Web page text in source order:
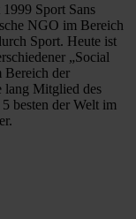
Sport Sans
NGO im Bereich
Sport. Heute ist
„Social
Bereich der
lang Mitglied des
besten der Welt im